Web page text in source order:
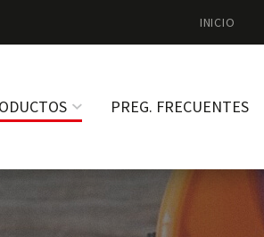
PREG. FRECUENTES
INICIO